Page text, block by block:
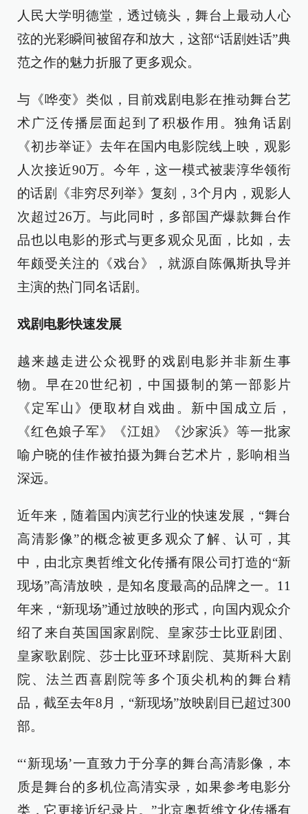
人民大学明德堂，透过镜头，舞台上最动人心
弦的光彩瞬间被留存和放大，这部“话剧姓话”典
范之作的魅力折服了更多观众。
与《哗变》类似，目前戏剧电影在推动舞台艺
术广泛传播层面起到了积极作用。独角话剧
《初步举证》去年在国内电影院线上映，观影
人次接近90万。今年，这一模式被裴淳华领衔
的话剧《非穷尽列举》复刻，3个月内，观影人
次超过26万。与此同时，多部国产爆款舞台作
品也以电影的形式与更多观众见面，比如，去
年颇受关注的《戏台》，就源自陈佩斯执导并
主演的热门同名话剧。
戏剧电影快速发展
越来越走进公众视野的戏剧电影并非新生事
物。早在20世纪初，中国摄制的第一部影片
《定军山》便取材自戏曲。新中国成立后，
《红色娘子军》《江姐》《沙家浜》等一批家
喻户晓的佳作被拍摄为舞台艺术片，影响相当
深远。
近年来，随着国内演艺行业的快速发展，“舞台
高清影像”的概念被更多观众了解、认可，其
中，由北京奥哲维文化传播有限公司打造的“新
现场”高清放映，是知名度最高的品牌之一。11
年来，“新现场”通过放映的形式，向国内观众介
绍了来自英国国家剧院、皇家莎士比亚剧团、
皇家歌剧院、莎士比亚环球剧院、莫斯科大剧
院、法兰西喜剧院等多个顶尖机构的舞台精
品，截至去年8月，“新现场”放映剧目已超过300
部。
“‘新现场’一直致力于分享的舞台高清影像，本
质是舞台的多机位高清实录，如果参考电影分
类，它更接近纪录片。”北京奥哲维文化传播有